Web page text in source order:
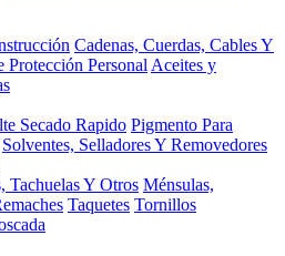
Cadenas, Cuerdas, Cables Y
Protección Personal Aceites y
Secado Rapido Pigmento Para
Solventes, Selladores Y Removedores
Tachuelas Y Otros Ménsulas,
Taquetes Tornillos